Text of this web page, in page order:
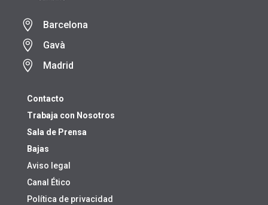
 Barcelona
 Gavà
 Madrid
Contacto
Trabaja con Nosotros
Sala de Prensa
Bajas
Aviso legal
Canal Ético
Política de privacidad